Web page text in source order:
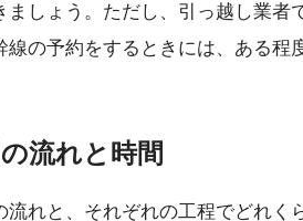
ましょう。ただし、引っ越し業者
線の予約をするときには、ある程
流れと時間
流れと、それぞれの工程でどれく